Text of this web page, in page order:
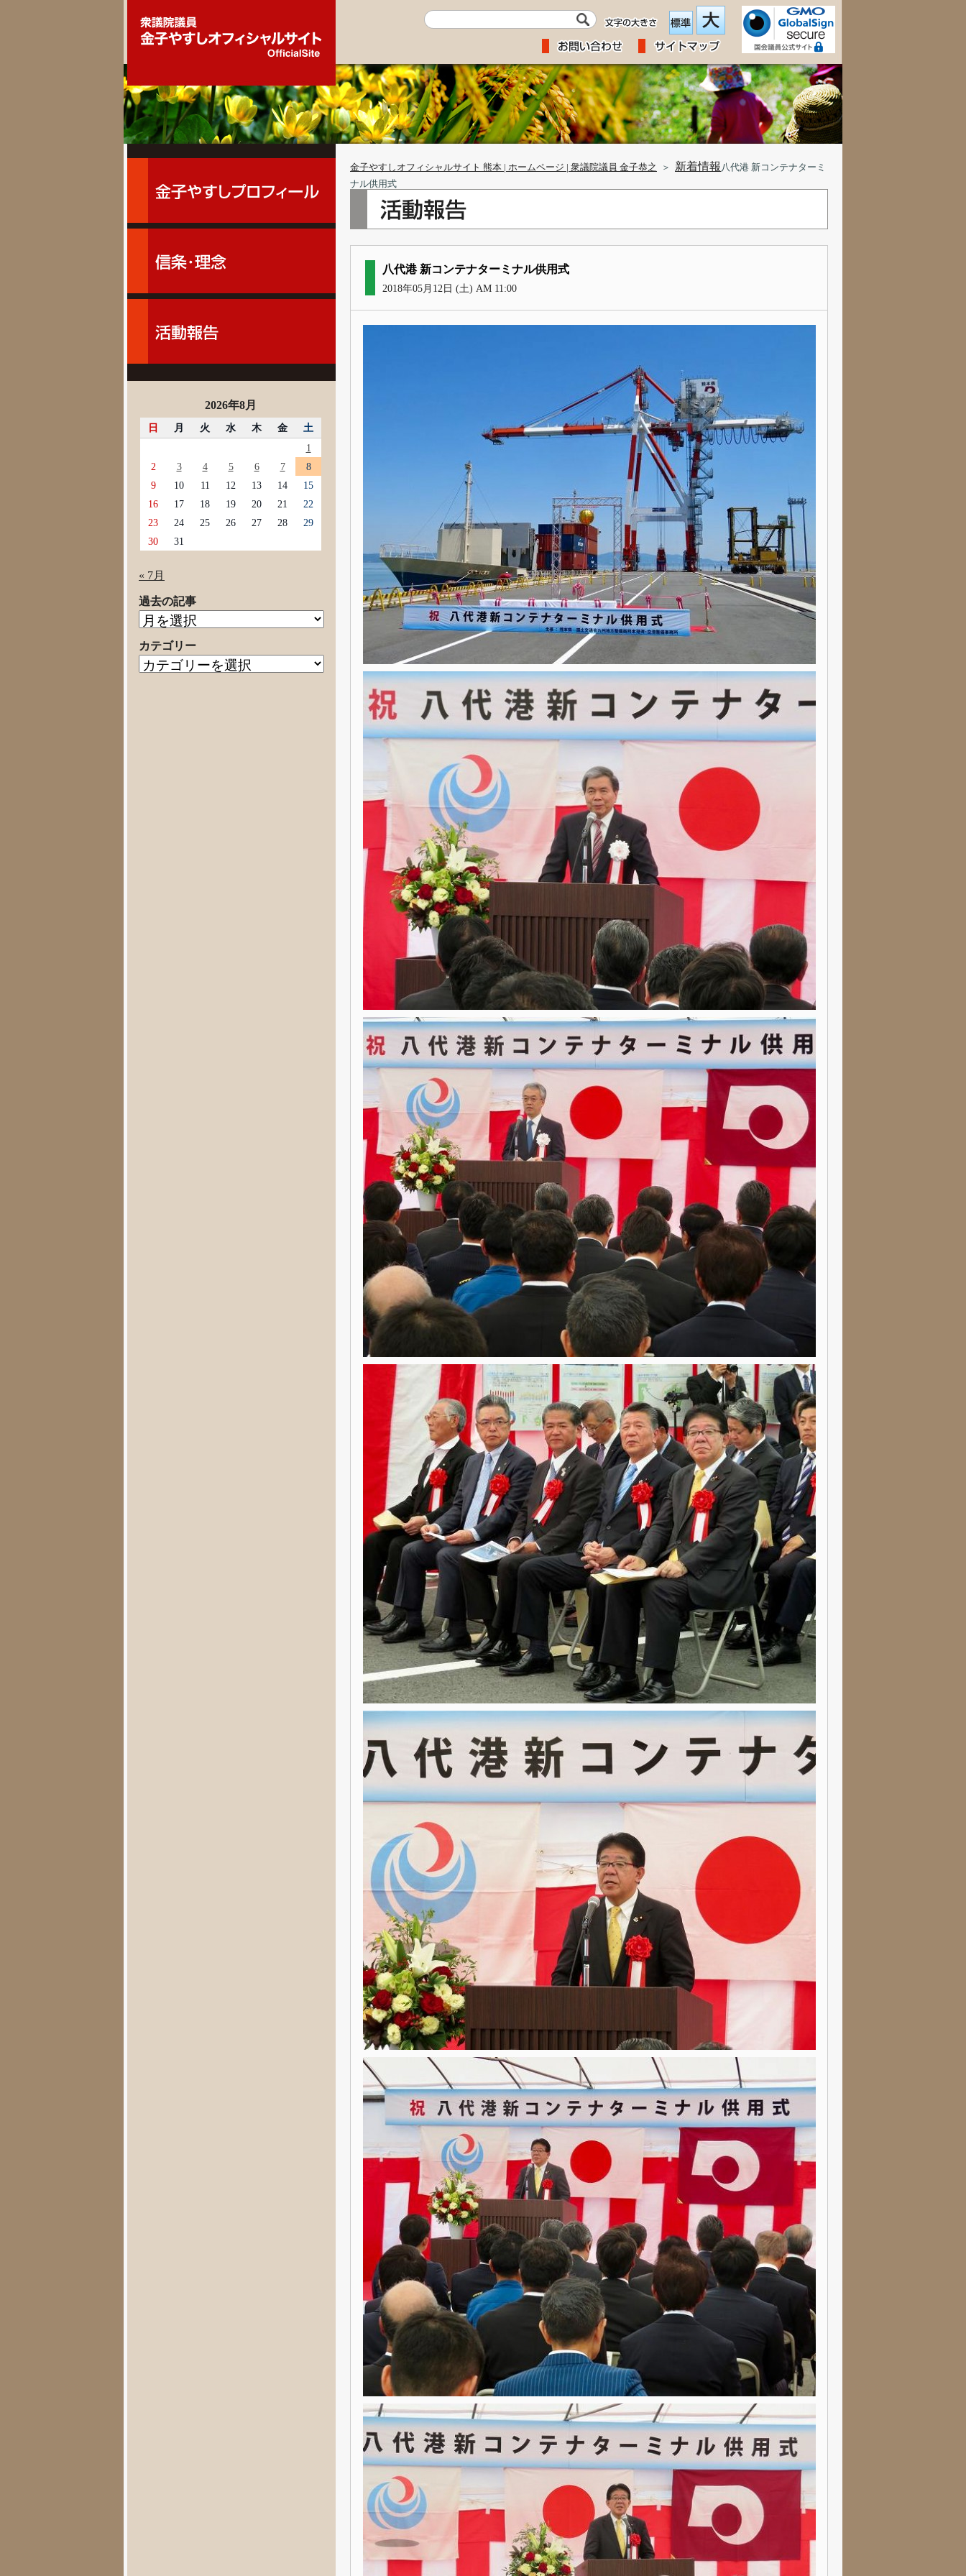
金子やすしオフィシャルサイト 熊本 | ホームページ | 衆議院議員 金子恭之 ＞ 新着情報 八代港 新コンテナターミ
ナル供用式
八代港 新コンテナターミナル供用式
2018年05月12日 (土) AM 11:00
2026年8月
日 月 火 水 木 金
土
1
2
3 4 5 6 7
8
9
10 11 12 13 14
15
16
17 18 19 20 21
22
23
24 25 26 27 28
29
30
31
« 7月
過去の記事
過
の
記
カテゴリー
カ